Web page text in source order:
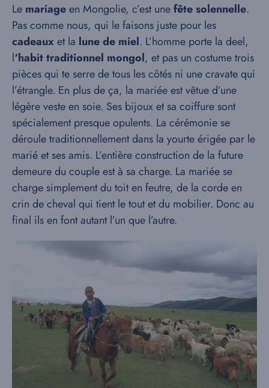
Le mariageen Mongolie, c’est unefête solennelle.
Pas comme nous, qui le faisons juste pour les
cadeaux et la lune de miel. L’homme porte la deel,
l‘habit traditionnel mongol, et pas un costume trois
pièces qui te serre de tous les côtés ni une cravate qui
l’étrangle. En plus de ça, la mariée est vêtue d’une
légère veste en soie. Ses bijoux et sa coiffure sont
spécialement presque opulents. La cérémonie se
déroule traditionnellement dans la yourte érigée par le
marié et ses amis. L’entière construction de la future
demeure du couple est à sa charge. La mariée se
charge simplement du toit en feutre, de la corde en
crin de cheval qui tient le tout et du mobilier. Donc au
final ils en font autant l’un que l’autre.